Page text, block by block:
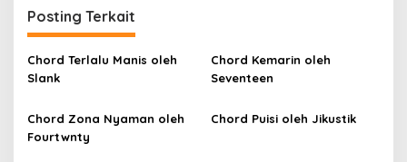
i
g
a
s
i
p
Posting Terkait
Chord Terlalu Manis oleh
Slank
Chord Kemarin oleh
Seventeen
Chord Zona Nyaman oleh
Fourtwnty
Chord Puisi oleh Jikustik